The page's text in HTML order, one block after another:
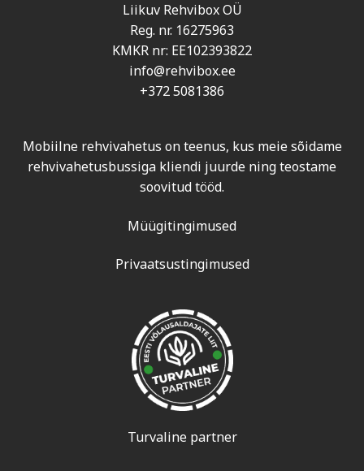
Liikuv Rehvibox OÜ
Reg. nr. 16275963
KMKR nr: EE102393822
info@rehvibox.ee
+372 5081386
Mobiilne rehvivahetus on teenus, kus meie sõidame
rehvivahetusbussiga kliendi juurde ning teostame
soovitud tööd.
Müügitingimused
Privaatsustingimused
Turvaline partner